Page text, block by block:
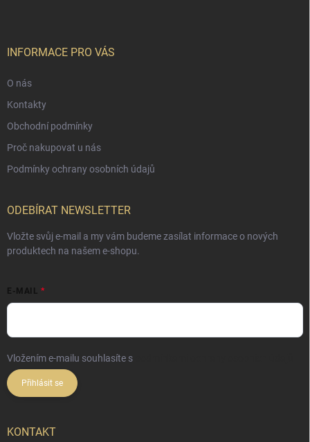
INFORMACE PRO VÁS
O nás
Kontakty
Obchodní podmínky
Proč nakupovat u nás
Podmínky ochrany osobních údajů
ODEBÍRAT NEWSLETTER
Vložte svůj e-mail a my vám budeme zasílat informace o nových
produktech na našem e-shopu.
E-MAIL
Vložením e-mailu souhlasíte s
Přihlásit se
KONTAKT